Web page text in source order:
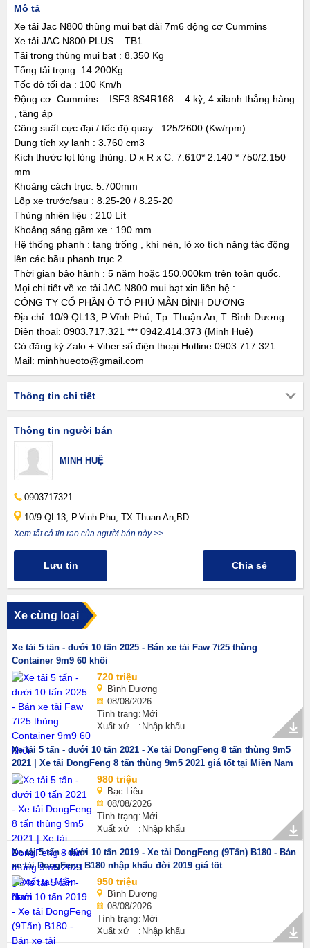
Mô tả
Xe tải Jac N800 thùng mui bạt dài 7m6 động cơ Cummins
Xe tải JAC N800.PLUS – TB1
Tải trọng thùng mui bạt : 8.350 Kg
Tổng tải trọng: 14.200Kg
Tốc độ tối đa : 100 Km/h
Động cơ: Cummins – ISF3.8S4R168 – 4 kỳ, 4 xilanh thẳng hàng
, tăng áp
Công suất cực đại / tốc độ quay : 125/2600 (Kw/rpm)
Dung tích xy lanh : 3.760 cm3
Kích thước lọt lòng thùng: D x R x C: 7.610* 2.140 * 750/2.150
mm
Khoảng cách trục: 5.700mm
Lốp xe trước/sau : 8.25-20 / 8.25-20
Thùng nhiên liệu : 210 Lít
Khoảng sáng gầm xe : 190 mm
Hệ thống phanh : tang trống , khí nén, lò xo tích năng tác động
lên các bầu phanh trục 2
Thời gian bảo hành : 5 năm hoặc 150.000km trên toàn quốc.
Mọi chi tiết về xe tải JAC N800 mui bạt xin liên hệ :
CÔNG TY CỔ PHẦN Ô TÔ PHÚ MẪN BÌNH DƯƠNG
Địa chỉ: 10/9 QL13, P Vĩnh Phú, Tp. Thuận An, T. Bình Dương
Điện thoại: 0903.717.321 *** 0942.414.373 (Minh Huệ)
Có đăng ký Zalo + Viber số điện thoại Hotline 0903.717.321
Mail: minhhueoto@gmail.com
Thông tin chi tiết
Thông tin người bán
MINH HUỆ
0903717321
10/9 QL13, P.Vinh Phu, TX.Thuan An,BD
Xem tất cả tin rao của người bán này >>
Lưu tin Chia sẻ
Xe cùng loại
Xe tải 5 tấn - dưới 10 tấn 2025 - Bán xe tải Faw 7t25 thùng
Container 9m9 60 khối
720 triệu
Bình Dương
08/08/2026
Tình trạng Mới
Xuất xứ
Nhập khẩu
Xe tải 5 tấn - dưới 10 tấn 2021 - Xe tải DongFeng 8 tấn thùng 9m5
2021 | Xe tải DongFeng 8 tấn thùng 9m5 2021 giá tốt tại Miền Nam
980 triệu
Bạc Liêu
08/08/2026
Tình trạng Mới
Xuất xứ
Nhập khẩu
Xe tải 5 tấn - dưới 10 tấn 2019 - Xe tải DongFeng (9Tấn) B180 - Bán
xe tải DongFeng B180 nhập khẩu đời 2019 giá tốt
950 triệu
Bình Dương
08/08/2026
Tình trạng Mới
Xuất xứ
Nhập khẩu